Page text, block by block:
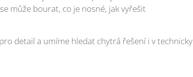
může bourat, co je nosné, jak vyřešit
detail a umíme hledat chytrá řešení i v technicky